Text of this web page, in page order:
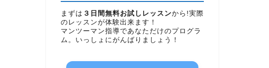
まずは ３日間無料お試しレッスンから!実際
のレッスンが体験出来ます！
マンツーマン指導であなただけのプログラ
ム。いっしょにがんばりましょう！